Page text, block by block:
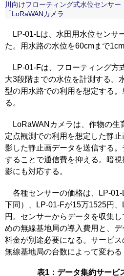
川向けフローティング式水位センサ
「LoRaWANカメラ
LP-01-Lは、水田用水位センサ
た。用水路の水位を60cmまで
LP-01-Fは、フローティング方
大3段階までの水位を計測する。
型の用水路での利用を想定する
る。
LoRaWANカメラは、作物の生
定点観測での利用を想定した静
影した静止画データを送信する
することで通信費を抑える。暗
影にも対応する。
各種センサーの価格は、LP-01-
下同）、LP-01-Fが15万1525円
円。センサーからデータを収集
めの無線基地局の導入費用と、
料金が別途必要になる。サービ
無線基地局の台数によって変わる
表1：データ集約サービ